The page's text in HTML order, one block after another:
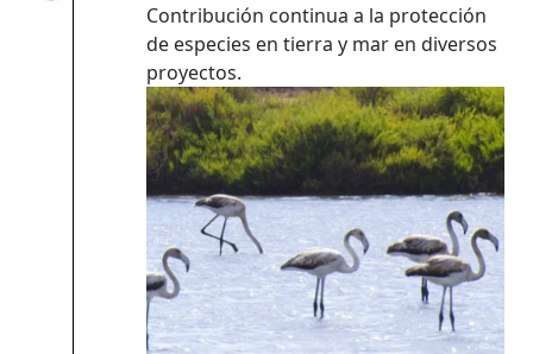
Contribución continua a la protección
de especies en tierra y mar en diversos
proyectos.